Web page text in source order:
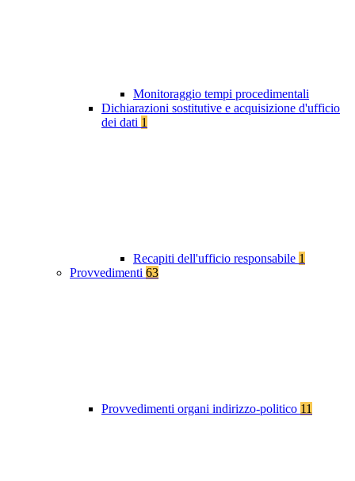
Monitoraggio tempi procedimentali
Dichiarazioni sostitutive e acquisizione d'ufficio
dei dati 1
Recapiti dell'ufficio responsabile 1
Provvedimenti 63
Provvedimenti organi indirizzo-politico 11